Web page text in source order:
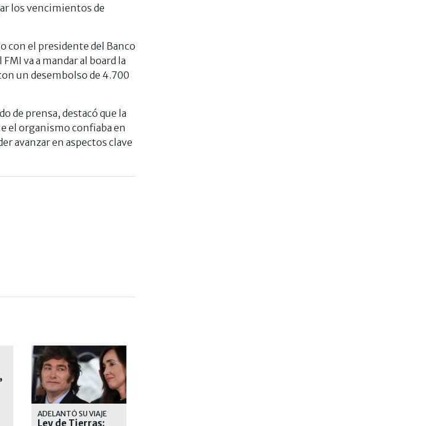
los vencimientos de
con el presidente del Banco
va a mandar al board la
un desembolso de 4.700
de prensa, destacó que la
el organismo confiaba en
avanzar en aspectos clave
ADELANTÓ SU VIAJE
Ley de Tierras: